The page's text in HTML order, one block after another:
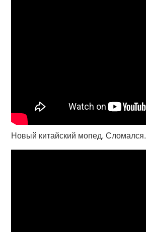
Новый китайский мопед. Сломался.